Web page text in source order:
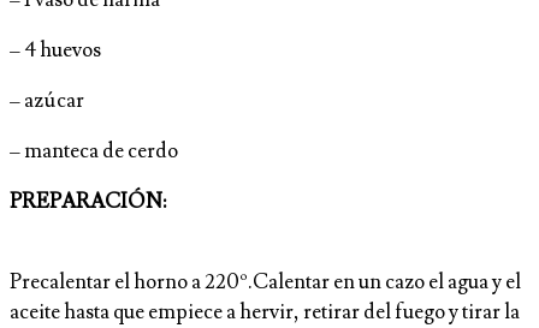
– 4 huevos
– azúcar
– manteca de cerdo
PREPARACIÓN:
Precalentar el horno a 220º.Calentar en un cazo el agua y el
aceite hasta que empiece a hervir, retirar del fuego y tirar la